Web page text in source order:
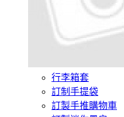
行李箱套
訂制手提袋
訂製手推購物車